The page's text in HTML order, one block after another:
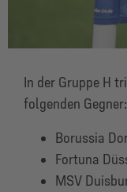
In der Gruppe H
folgenden Gegner:
Borussia
Fortuna
MSV